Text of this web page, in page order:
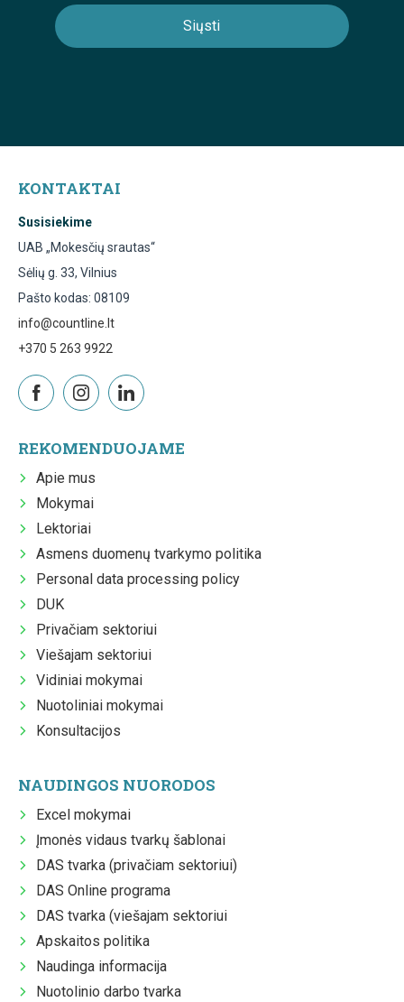
KONTAKTAI
Susisiekime
UAB „Mokesčių srautas“
Sėlių g. 33, Vilnius
Pašto kodas: 08109
info@countline.lt
+370 5 263 9922
REKOMENDUOJAME
Apie mus
Mokymai
Lektoriai
Asmens duomenų tvarkymo politika
Personal data processing policy
DUK
Privačiam sektoriui
Viešajam sektoriui
Vidiniai mokymai
Nuotoliniai mokymai
Konsultacijos
NAUDINGOS NUORODOS
Excel mokymai
Įmonės vidaus tvarkų šablonai
DAS tvarka (privačiam sektoriui)
DAS Online programa
DAS tvarka (viešajam sektoriui
Apskaitos politika
Naudinga informacija
Nuotolinio darbo tvarka